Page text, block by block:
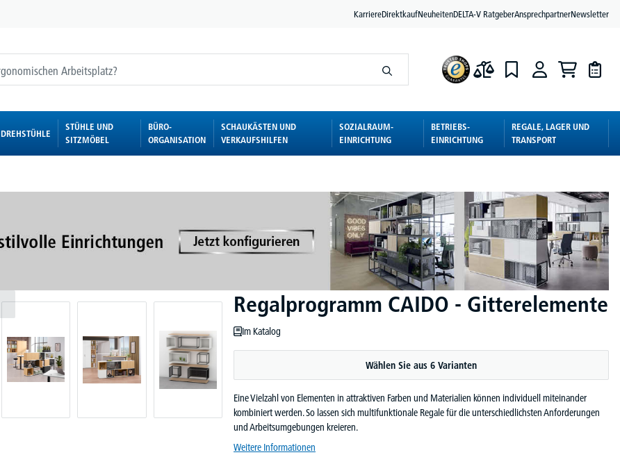
KarriereDirektkaufNeuheitenDELTA-V RatgeberAnsprechpartnerNewsletter
DREHSTÜHLE
STÜHLE UND
SITZMÖBEL
BÜRO-
ORGANISATION
SCHAUKÄSTEN UND
VERKAUFSHILFEN
SOZIALRAUM-
EINRICHTUNG
BETRIEBS-
EINRICHTUNG
REGALE, LAGER UND
TRANSPORT
Regalprogramm CAIDO - Gitterelemente
Im Katalog
Wählen Sie aus 6 Varianten
Eine Vielzahl von Elementen in attraktiven Farben und Materialien können individuell miteinander
kombiniert werden. So lassen sich multifunktionale Regale für die unterschiedlichsten Anforderungen
und Arbeitsumgebungen kreieren.
Weitere Informationen